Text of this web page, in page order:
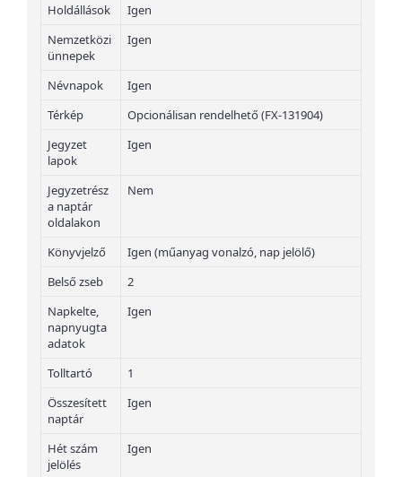
Holdállások
Igen
Nemzetközi
ünnepek
Igen
Névnapok
Igen
Térkép
Opcionálisan rendelhető (FX-131904)
Jegyzet
lapok
Igen
Jegyzetrész
a naptár
oldalakon
Nem
Könyvjelző
Igen (műanyag vonalzó, nap jelölő)
Belső zseb
2
Napkelte,
napnyugta
adatok
Igen
Tolltartó
1
Összesített
naptár
Igen
Hét szám
jelölés
Igen